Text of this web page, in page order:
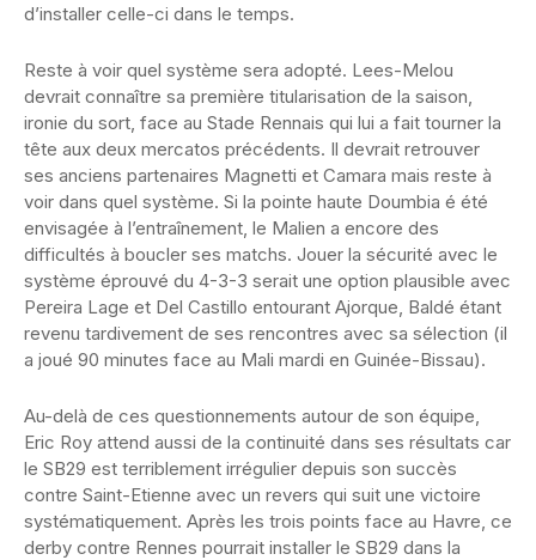
d’installer celle-ci dans le temps.
Reste à voir quel système sera adopté. Lees-Melou
devrait connaître sa première titularisation de la saison,
ironie du sort, face au Stade Rennais qui lui a fait tourner la
tête aux deux mercatos précédents. Il devrait retrouver
ses anciens partenaires Magnetti et Camara mais reste à
voir dans quel système. Si la pointe haute Doumbia é été
envisagée à l’entraînement, le Malien a encore des
difficultés à boucler ses matchs. Jouer la sécurité avec le
système éprouvé du 4-3-3 serait une option plausible avec
Pereira Lage et Del Castillo entourant Ajorque, Baldé étant
revenu tardivement de ses rencontres avec sa sélection (il
a joué 90 minutes face au Mali mardi en Guinée-Bissau).
Au-delà de ces questionnements autour de son équipe,
Eric Roy attend aussi de la continuité dans ses résultats car
le SB29 est terriblement irrégulier depuis son succès
contre Saint-Etienne avec un revers qui suit une victoire
systématiquement. Après les trois points face au Havre, ce
derby contre Rennes pourrait installer le SB29 dans la